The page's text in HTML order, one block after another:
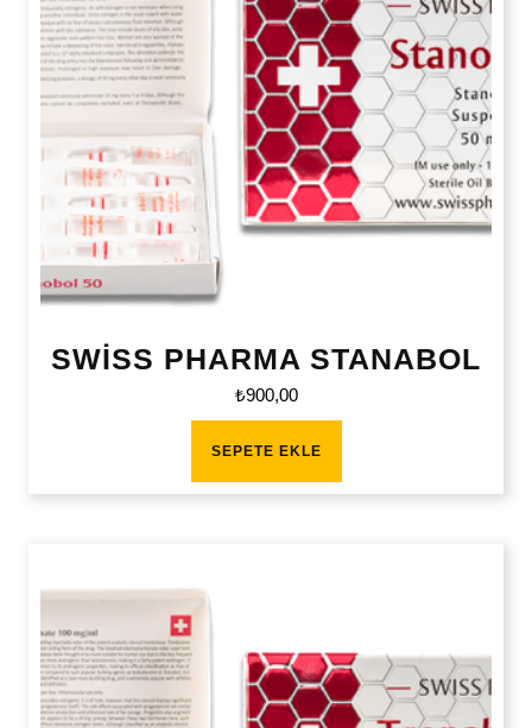
SWİSS PHARMA STANABOL
₺900,00
SEPETE EKLE